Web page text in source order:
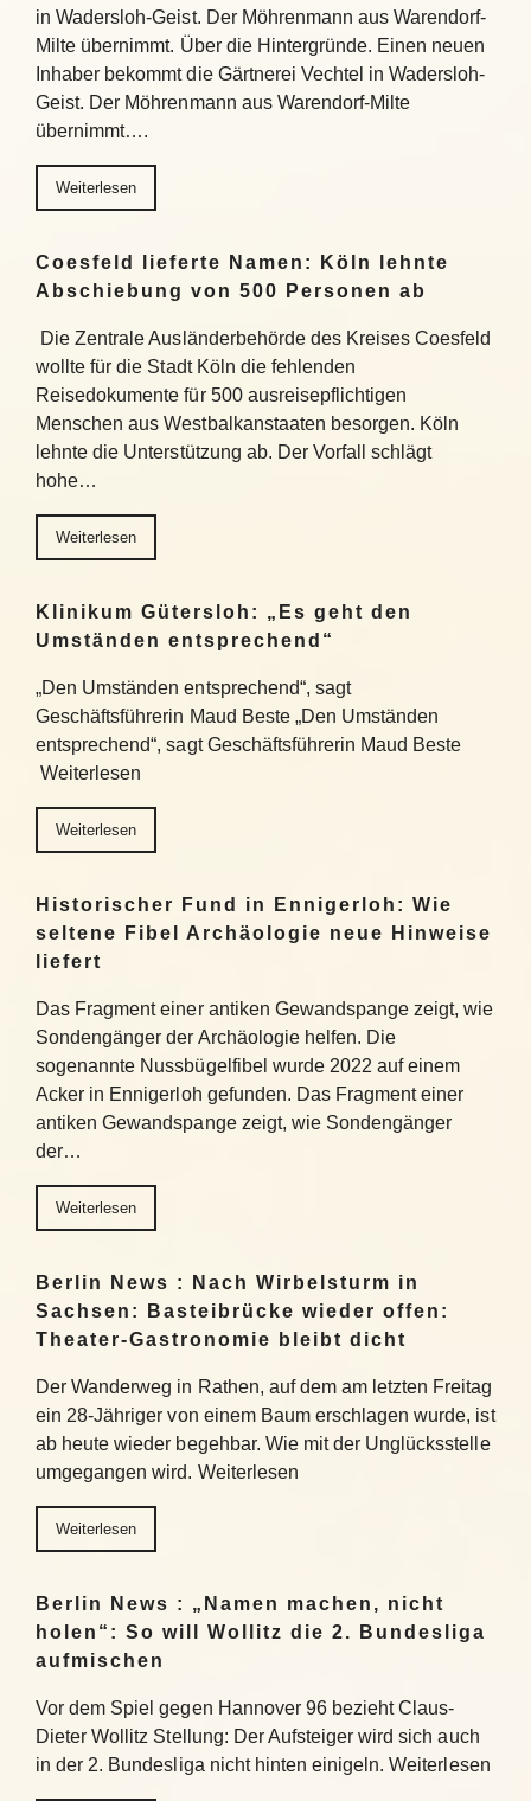
in Wadersloh-Geist. Der Möhrenmann aus Warendorf-
Milte übernimmt. Über die Hintergründe. Einen neuen
Inhaber bekommt die Gärtnerei Vechtel in Wadersloh-
Geist. Der Möhrenmann aus Warendorf-Milte
übernimmt….
Weiterlesen
Coesfeld lieferte Namen: Köln lehnte
Abschiebung von 500 Personen ab
Die Zentrale Ausländerbehörde des Kreises Coesfeld
wollte für die Stadt Köln die fehlenden
Reisedokumente für 500 ausreisepflichtigen
Menschen aus Westbalkanstaaten besorgen. Köln
lehnte die Unterstützung ab. Der Vorfall schlägt
hohe…
Weiterlesen
Klinikum Gütersloh: „Es geht den
Umständen entsprechend“
„Den Umständen entsprechend“, sagt
Geschäftsführerin Maud Beste „Den Umständen
entsprechend“, sagt Geschäftsführerin Maud Beste
Weiterlesen
Weiterlesen
Historischer Fund in Ennigerloh: Wie
seltene Fibel Archäologie neue Hinweise
liefert
Das Fragment einer antiken Gewandspange zeigt, wie
Sondengänger der Archäologie helfen. Die
sogenannte Nussbügelfibel wurde 2022 auf einem
Acker in Ennigerloh gefunden. Das Fragment einer
antiken Gewandspange zeigt, wie Sondengänger
der…
Weiterlesen
Berlin News : Nach Wirbelsturm in
Sachsen: Basteibrücke wieder offen:
Theater-Gastronomie bleibt dicht
Der Wanderweg in Rathen, auf dem am letzten Freitag
ein 28-Jähriger von einem Baum erschlagen wurde, ist
ab heute wieder begehbar. Wie mit der Unglücksstelle
umgegangen wird. Weiterlesen
Weiterlesen
Berlin News : „Namen machen, nicht
holen“: So will Wollitz die 2. Bundesliga
aufmischen
Vor dem Spiel gegen Hannover 96 bezieht Claus-
Dieter Wollitz Stellung: Der Aufsteiger wird sich auch
in der 2. Bundesliga nicht hinten einigeln. Weiterlesen